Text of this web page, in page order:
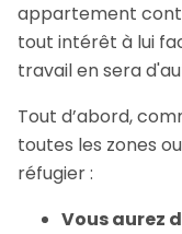
appartement
tout intérêt à lui
travail en sera
Tout d’abord,
toutes les zones
réfugier :
Vous aurez